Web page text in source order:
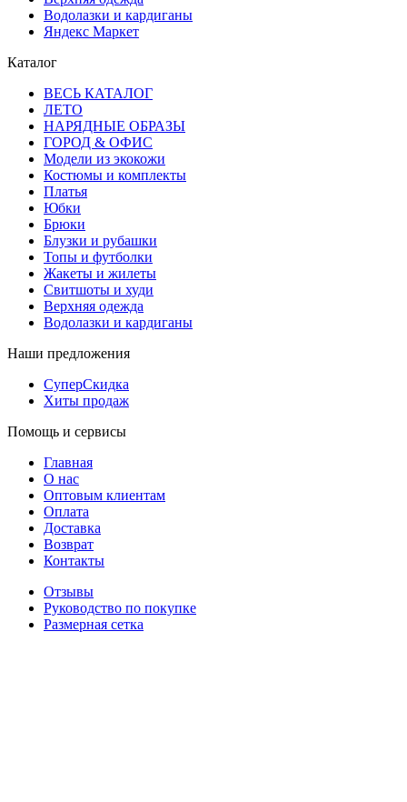
Водолазки и кардиганы
Яндекс Маркет
Каталог
ВЕСЬ КАТАЛОГ
ЛЕТО
НАРЯДНЫЕ ОБРАЗЫ
ГОРОД & ОФИС
Модели из экокожи
Костюмы и комплекты
Платья
Юбки
Брюки
Блузки и рубашки
Топы и футболки
Жакеты и жилеты
Свитшоты и худи
Верхняя одежда
Водолазки и кардиганы
Наши предложения
СуперСкидка
Хиты продаж
Помощь и сервисы
Главная
О нас
Оптовым клиентам
Оплата
Доставка
Возврат
Контакты
Отзывы
Руководство по покупке
Размерная сетка